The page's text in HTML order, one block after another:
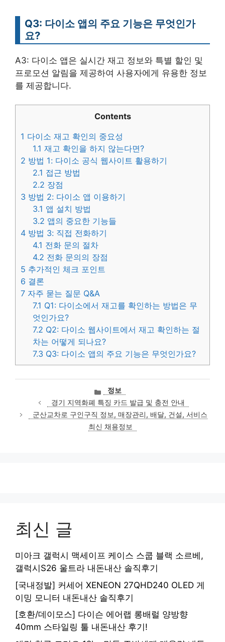
Q3: 다이소 앱의 주요 기능은 무엇인가
요?
A3: 다이소 앱은 실시간 재고 정보와 특별 할인 및
프로모션 알림을 제공하여 사용자에게 유용한 정보
를 제공합니다.
Contents
1 다이소 재고 확인의 중요성
1.1 재고 확인을 하지 않는다면?
2 방법 1: 다이소 공식 웹사이트 활용하기
2.1 접근 방법
2.2 장점
3 방법 2: 다이소 앱 이용하기
3.1 앱 설치 방법
3.2 앱의 중요한 기능들
4 방법 3: 직접 전화하기
4.1 전화 문의 절차
4.2 전화 문의의 장점
5 추가적인 체크 포인트
6 결론
7 자주 묻는 질문 Q&A
7.1 Q1: 다이소에서 재고를 확인하는 방법은 무
엇인가요?
7.2 Q2: 다이소 웹사이트에서 재고 확인하는 절
차는 어떻게 되나요?
7.3 Q3: 다이소 앱의 주요 기능은 무엇인가요?
카
테
고
리
정보
경기 지역화폐 특징 카드 발급 및 충전 안내
군산교차로 구인구직 정보, 매장관리, 배달, 건설, 서비스
최신 채용정보
최신 글
미아크 갤럭시 맥세이프 케이스 스쿱 블랙 소르베,
갤럭시S26 울트라 내돈내산 솔직후기
[국내정발] 커세어 XENEON 27QHD240 OLED 게
이밍 모니터 내돈내산 솔직후기
[호환/데이모스] 다이슨 에어랩 롱배럴 양방향
40mm 스타일링 툴 내돈내산 후기!